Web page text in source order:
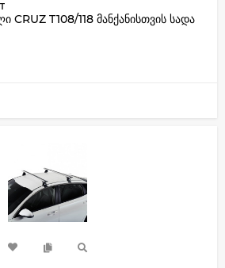
CRUZ T108/118 მანქანისთვის სადა